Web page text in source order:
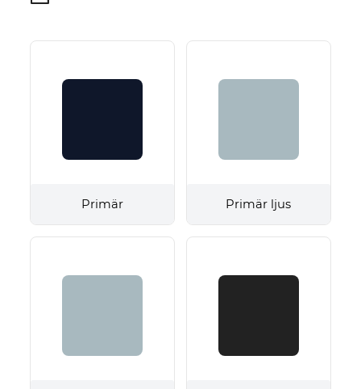
Primär Primär ljus